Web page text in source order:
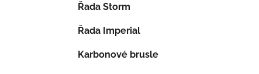
Řada Storm
Řada Imperial
Karbonové brusle